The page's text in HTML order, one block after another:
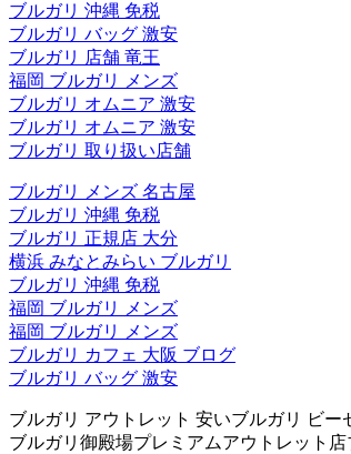
ブルガリ 沖縄 免税
ブルガリ バッグ 激安
ブルガリ 店舗 竜王
福岡 ブルガリ メンズ
ブルガリ オムニア 激安
ブルガリ オムニア 激安
ブルガリ 取り扱い店舗
ブルガリ メンズ 名古屋
ブルガリ 沖縄 免税
ブルガリ 正規店 大分
横浜 みなとみらい ブルガリ
ブルガリ 沖縄 免税
福岡 ブルガリ メンズ
福岡 ブルガリ メンズ
ブルガリ カフェ 大阪 ブログ
ブルガリ バッグ 激安
ブルガリ アウトレット 安いブルガリ ビー
ブルガリ御殿場プレミアムアウトレット